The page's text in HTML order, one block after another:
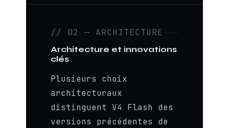
// 02 — ARCHITECTURE
Architecture et innovations
clés
Plusieurs choix
architecturaux
distinguent V4 Flash des
versions précédentes de